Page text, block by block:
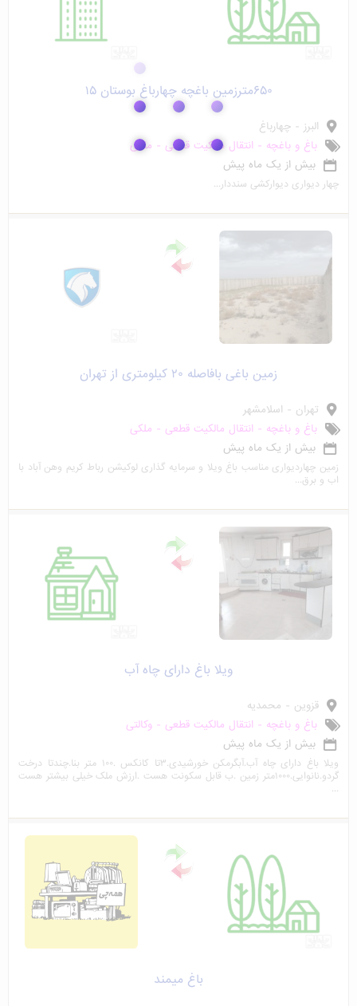
۶۵۰مترزمین باغچه چهارباغ بوستان ۱۵
البرز - چهارباغ
باغ و باغچه - انتقال مالکیت قطعی - ملکی
بیش از یک ماه پیش
چهار دیواری دیوارکشی سنددار...
زمین باغی بافاصله ۲۰ کیلومتری از تهران
تهران - اسلامشهر
باغ و باغچه - انتقال مالکیت قطعی - ملکی
بیش از یک ماه پیش
زمین چهاردیواری مناسب باغ ویلا و سرمایه گذاری لوکیشن رباط کریم وهن آباد با
اب و برق...
ویلا باغ دارای چاه آب
قزوین - محمدیه
باغ و باغچه - انتقال مالکیت قطعی - وکالتی
بیش از یک ماه پیش
ویلا باغ دارای چاه آب.آبگرمکن خورشیدی.۳تا کانکس .۱۰۰ متر بنا.چندتا درخت
گردو.نانوایی.۱۰۰۰متر زمین .ب قابل سکونت هست .ارزش ملک خیلی بیشتر هست
...
باغ میمند